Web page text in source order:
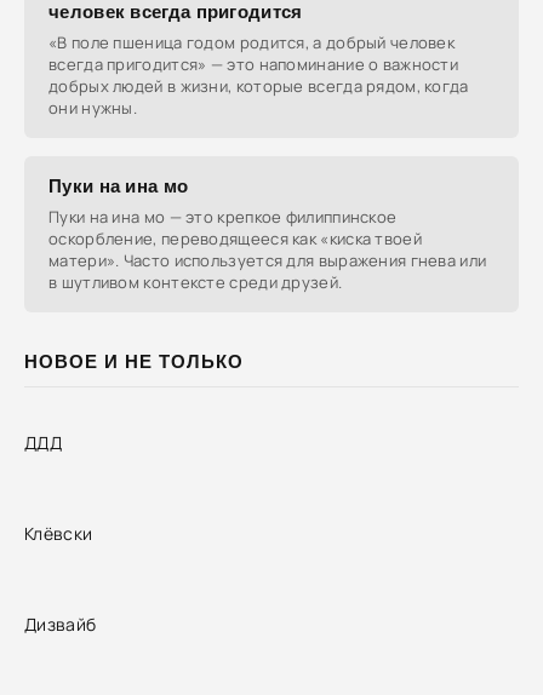
НОВОЕ И НЕ ТОЛЬКО
ДДД
Клёвски
Дизвайб
человек всегда пригодится
«В поле пшеница годом родится, а добрый человек
всегда пригодится» — это напоминание о важности
добрых людей в жизни, которые всегда рядом, когда
они нужны.
Пуки на ина мо
Пуки на ина мо — это крепкое филиппинское
оскорбление, переводящееся как «киска твоей
матери». Часто используется для выражения гнева или
в шутливом контексте среди друзей.